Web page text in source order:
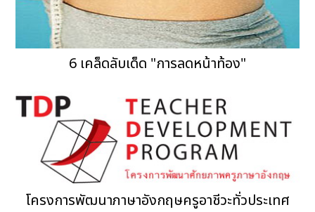
6 เคล็ดลับเด็ด "การลดหน้าท้อง"
โครงการพัฒนาภาษาอังกฤษครูอาชีวะทั่วประเทศ